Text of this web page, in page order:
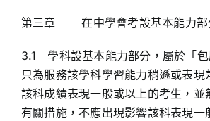
第三章 在中學會考設基本能力部
3.1 學科設基本能力部分，屬於「包
只為服務該學科學習能力稍遜或表現
該科成績表現一般或以上的考生，並
有關措施，不應出現影響該科表現一